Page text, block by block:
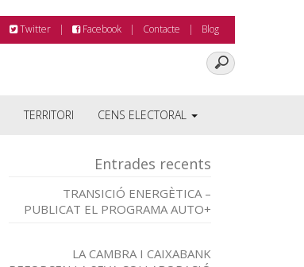
Twitter Facebook Contacte Blog
TERRITORI CENS ELECTORAL
Entrades recents
TRANSICIÓ ENERGÈTICA –
PUBLICAT EL PROGRAMA AUTO+
LA CAMBRA I CAIXABANK